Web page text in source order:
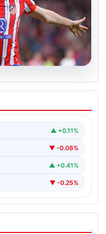
Fenerbahçe
devi,…
▲ +0.11%
▼ -0.06%
▲ +0.41%
▼ -0.25%